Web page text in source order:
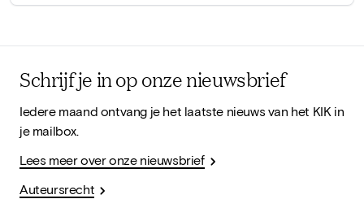
Schrijf je in op onze nieuwsbrief
Iedere maand ontvang je het laatste nieuws van het KIK in
je mailbox.
Lees meer over onze nieuwsbrief
Auteursrecht